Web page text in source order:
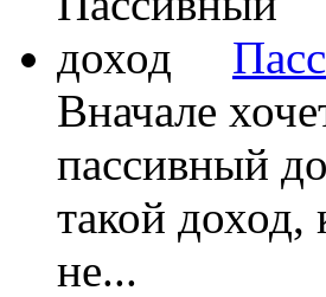
Вначале
пассивный
такой доход,
не...